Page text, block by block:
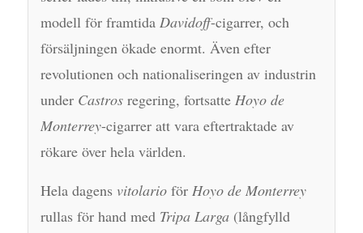
modell för framtida Davidoff-cigarrer, och
försäljningen ökade enormt. Även efter
revolutionen och nationaliseringen av industrin
under Castrosregering, fortsatte Hoyo de
Monterrey-cigarrer att vara eftertraktade av
rökare över hela världen.
Hela dagens vitolarioför Hoyo de Monterrey
rullas för hand med Tripa Larga(långfylld